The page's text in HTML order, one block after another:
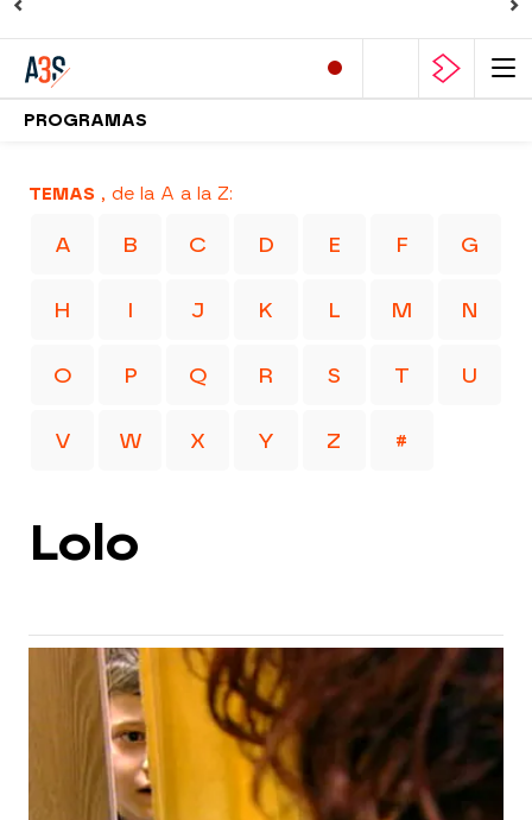
PROGRAMAS
TEMAS , de la A a la Z:
A B C D E F G
H I J K L M N
O P Q R S T U
V W X Y Z #
Lolo